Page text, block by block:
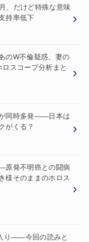
、だけど特殊な意味
持率低下
のW不倫疑惑、妻の
スコープ分析まと
が同時多発——日本は
がくる？
発不明癌との闘病
様そのままのホロス
り——今回の読みと